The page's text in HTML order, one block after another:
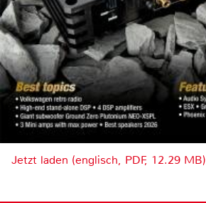
Jetzt laden (englisch, PDF, 12.29 MB)